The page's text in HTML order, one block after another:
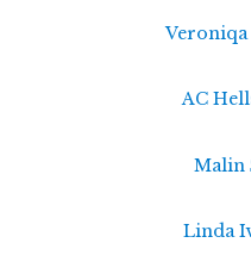
AC
Malin
Linda